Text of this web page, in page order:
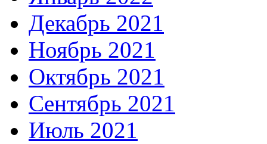
Декабрь 2021
Ноябрь 2021
Октябрь 2021
Сентябрь 2021
Июль 2021